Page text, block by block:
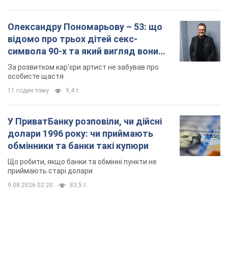
Олександру Пономарьову – 53: що
відомо про трьох дітей секс-
символа 90-х та який вигляд вони
мають
За розвитком кар'єри артист не забував про
особисте щастя
11 годин тому 9,4 т.
У ПриватБанку розповіли, чи дійсні
долари 1996 року: чи приймають
обмінники та банки такі купюри
Що робити, якщо банки та обмінні пункти не
приймають старі долари
9.08.2026 02:20 83,5 т.